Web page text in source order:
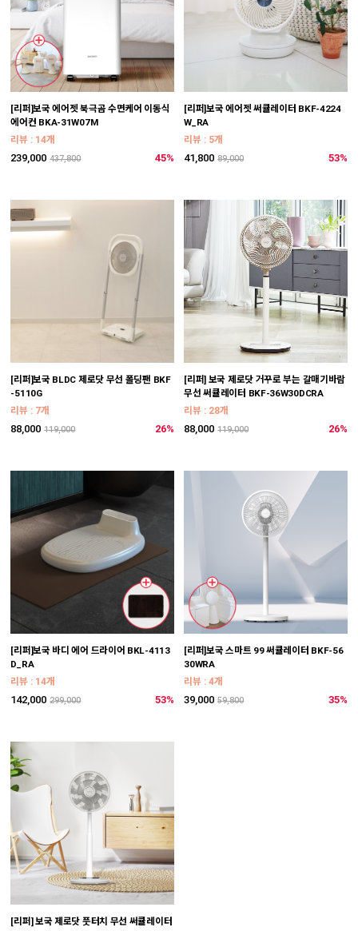
[리퍼]보국 에어젯 북극곰 수면케어 이동식
에어컨 BKA-31W07M
리뷰 : 14개
239,000 437,800 45%
[리퍼]보국 에어젯 써큘레이터 BKF-4224
W_RA
리뷰 : 5개
41,800 89,000 53%
[리퍼]보국 BLDC 제로닷 무선 폴딩팬 BKF
-5110G
리뷰 : 7개
88,000 119,000 26%
[리퍼] 보국 제로닷 거꾸로 부는 갈매기바람
무선 써큘레이터 BKF-36W30DCRA
리뷰 : 28개
88,000 119,000 26%
[리퍼]보국 바디 에어 드라이어 BKL-4113
D_RA
리뷰 : 14개
142,000 299,000 53%
[리퍼]보국 스마트 99 써큘레이터 BKF-56
30WRA
리뷰 : 4개
39,000 59,800 35%
[리퍼] 보국 제로닷 풋터치 무선 써큘레이터